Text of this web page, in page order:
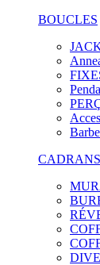
BOUCLES